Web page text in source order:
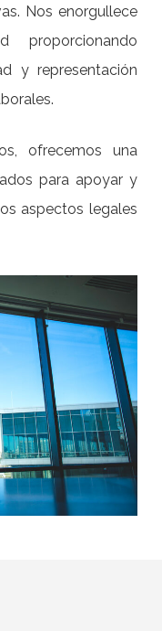
Nos enorgullece
proporcionando
y representación
ofrecemos una
para apoyar y
aspectos legales